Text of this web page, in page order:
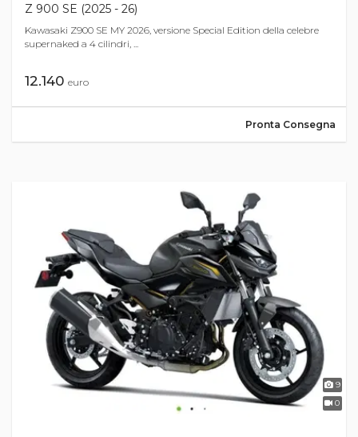
Z 900 SE (2025 - 26)
Kawasaki Z900 SE MY 2026, versione Special Edition della celebre
supernaked a 4 cilindri, ...
12.140 euro
Pronta Consegna
9
0